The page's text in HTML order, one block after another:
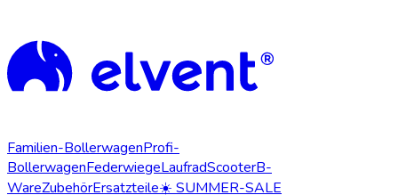
Familien-BollerwagenProfi-
BollerwagenFederwiegeLaufradScooterB-
WareZubehörErsatzteile☀️ SUMMER-SALE